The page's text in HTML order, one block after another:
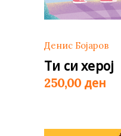
Денис Бојаров
Ти си херој
250,00 ден